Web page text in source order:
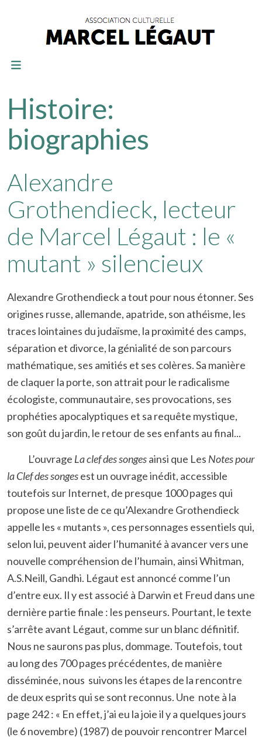
Histoire:
biographies
Alexandre
Grothendieck, lecteur
de Marcel Légaut : le «
mutant » silencieux
Alexandre Grothendieck a tout pour nous étonner. Ses
origines russe, allemande, apatride, son athéisme, les
traces lointaines du judaïsme, la proximité des camps,
séparation et divorce, la génialité de son parcours
mathématique, ses amitiés et ses colères. Sa manière
de claquer la porte, son attrait pour le radicalisme
écologiste, communautaire, ses provocations, ses
prophéties apocalyptiques et sa requête mystique,
son goût du jardin, le retour de ses enfants au final...
L’ouvrage La clef des songesainsi que Les Notes pour
la Clef des songesest un ouvrage inédit, accessible
toutefois sur Internet, de presque 1000 pages qui
propose une liste de ce qu’Alexandre Grothendieck
appelle les « mutants », ces personnages essentiels qui,
selon lui, peuvent aider l’humanité à avancer vers une
nouvelle compréhension de l’humain, ainsi Whitman,
A.S.Neill, Gandhi. Légaut est annoncé comme l’un
d’entre eux. Il y est associé à Darwin et Freud dans une
dernière partie finale : les penseurs. Pourtant, le texte
s’arrête avant Légaut, comme sur un blanc définitif.
Nous ne saurons pas plus, dommage. Toutefois, tout
au long des 700 pages précédentes, de manière
disséminée, nous suivons les étapes de la rencontre
de deux esprits qui se sont reconnus. Une note à la
page 242 : « En effet, j’ai eu la joie il y a quelques jours
(le 6 novembre) (1987) de pouvoir rencontrer Marcel